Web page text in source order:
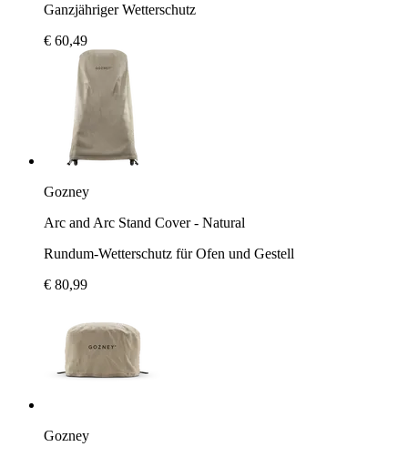
Ganzjähriger Wetterschutz
€ 60,49
Gozney
Arc and Arc Stand Cover - Natural
Rundum-Wetterschutz für Ofen und Gestell
€ 80,99
Gozney